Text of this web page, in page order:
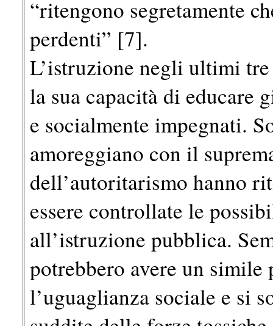
“ritengono segretamente
perdenti” [7].
L’istruzione negli ultimi
la sua capacità di educare
e socialmente impegnati.
amoreggiano con il
dell’autoritarismo hanno
essere controllate le
all’istruzione pubblica.
potrebbero avere un
l’uguaglianza sociale e si